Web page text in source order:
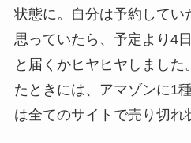
状態に。自分は予約してい
思っていたら、予定より4
と届くかヒヤヒヤしまし
たときには、アマゾンに1
は全てのサイトで売り切れ